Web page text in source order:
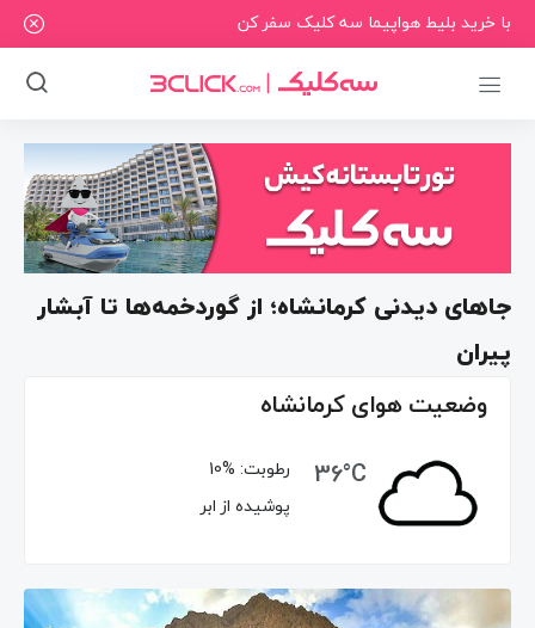
با خرید بلیط هواپیما سه کلیک سفر کن
جاهای دیدنی کرمانشاه؛ از گوردخمه‌ها تا آبشار
پیران
وضعیت هوای کرمانشاه
36°C
رطوبت: 10%
پوشیده از ابر